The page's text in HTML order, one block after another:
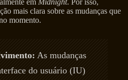
mais clara sobre as mudanças que
momento.
As mudanças
do usuário (IU)